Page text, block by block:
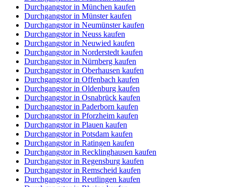
Durchgangstor in München kaufen
Durchgangstor in Münster kaufen
Durchgangstor in Neumünster kaufen
Durchgangstor in Neuss kaufen
Durchgangstor in Neuwied kaufen
Durchgangstor in Norderstedt kaufen
Durchgangstor in Nürnberg kaufen
Durchgangstor in Oberhausen kaufen
Durchgangstor in Offenbach kaufen
Durchgangstor in Oldenburg kaufen
Durchgangstor in Osnabrück kaufen
Durchgangstor in Paderborn kaufen
Durchgangstor in Pforzheim kaufen
Durchgangstor in Plauen kaufen
Durchgangstor in Potsdam kaufen
Durchgangstor in Ratingen kaufen
Durchgangstor in Recklinghausen kaufen
Durchgangstor in Regensburg kaufen
Durchgangstor in Remscheid kaufen
Durchgangstor in Reutlingen kaufen